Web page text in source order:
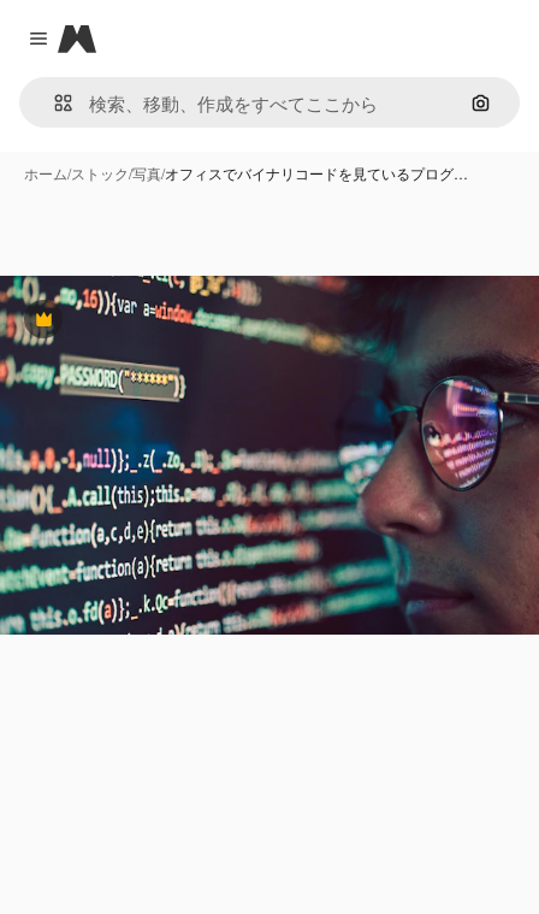
Close menu
Magnific
画像で
ホーム/ストック/写真/オフィスでバイナリコードを見ているプログ…
Premium